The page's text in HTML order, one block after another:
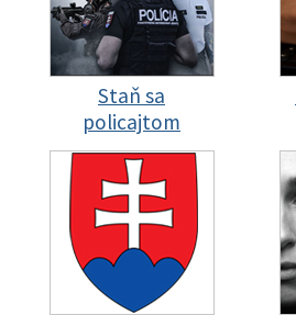
Staň sa
policajtom